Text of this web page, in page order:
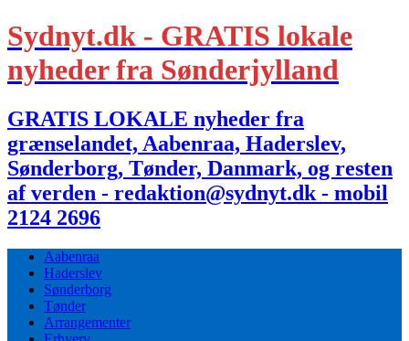
Sydnyt.dk - GRATIS lokale
nyheder fra Sønderjylland
GRATIS LOKALE nyheder fra
grænselandet, Aabenraa, Haderslev,
Sønderborg, Tønder, Danmark, og resten
af verden - redaktion@sydnyt.dk - mobil
2124 2696
Aabenraa
Haderslev
Sønderborg
Tønder
Arrangementer